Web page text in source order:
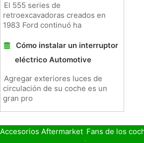
El 555 series de
retroexcavadoras creados en
1983 Ford continuó ha
Cómo instalar un interruptor
eléctrico Automotive
Agregar exteriores luces de
circulación de su coche es un
gran pro
Accesorios Aftermarket Fans de los